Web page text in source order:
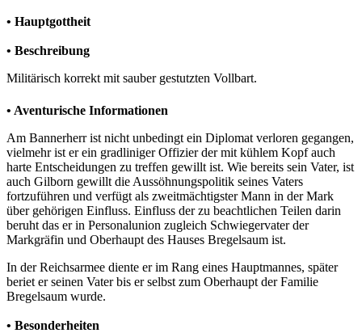
• Hauptgottheit
• Beschreibung
Militärisch korrekt mit sauber gestutzten Vollbart.
• Aventurische Informationen
Am Bannerherr ist nicht unbedingt ein Diplomat verloren gegangen,
vielmehr ist er ein gradliniger Offizier der mit kühlem Kopf auch
harte Entscheidungen zu treffen gewillt ist. Wie bereits sein Vater, ist
auch Gilborn gewillt die Aussöhnungspolitik seines Vaters
fortzuführen und verfügt als zweitmächtigster Mann in der Mark
über gehörigen Einfluss. Einfluss der zu beachtlichen Teilen darin
beruht das er in Personalunion zugleich Schwiegervater der
Markgräfin und Oberhaupt des Hauses Bregelsaum ist.
In der Reichsarmee diente er im Rang eines Hauptmannes, später
beriet er seinen Vater bis er selbst zum Oberhaupt der Familie
Bregelsaum wurde.
• Besonderheiten